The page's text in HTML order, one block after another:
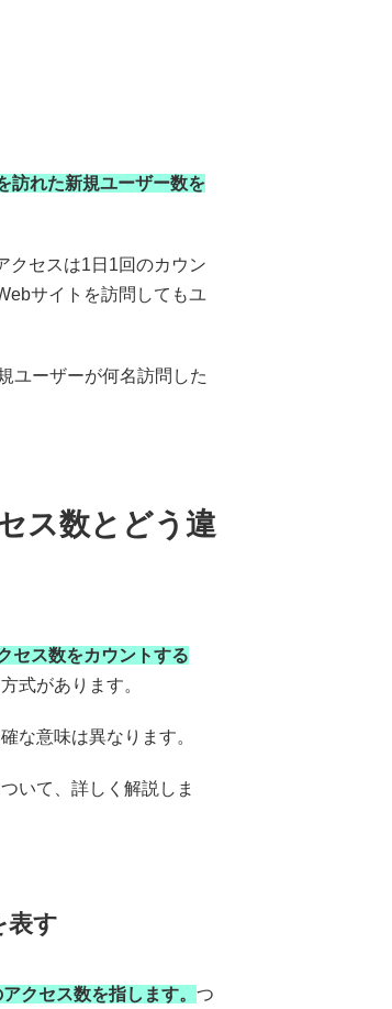
訪れた新規ユーザー数を
クセスは1日1回のカウン
サイトを訪問してもユ
ユーザーが何名訪問した
ス数とどう違
セス数をカウントする
式があります。
な意味は異なります。
いて、詳しく解説しま
表す
クセス数を指します。つ